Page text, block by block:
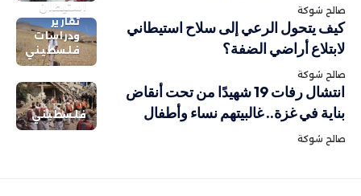
صالح شوكة
استيطان
تقارير
ودراسات
فلسطيني
كيف يتحول الرعي إلى سلاح استيطاني
لابتلاع أراضي الضفة؟
صالح شوكة
فلسطيني
انتشال رفات 19 شهيدًا من تحت أنقاض
بناية في غزة.. غالبيتهم نساء وأطفال
صالح شوكة